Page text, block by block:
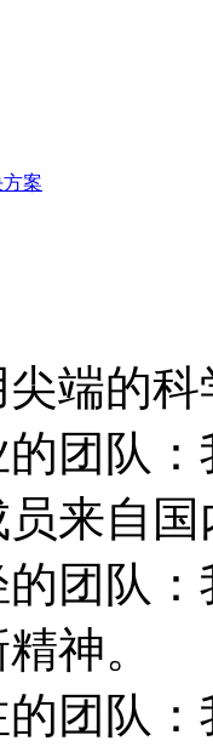
案
端的
团队
来自
团队
神。
团队